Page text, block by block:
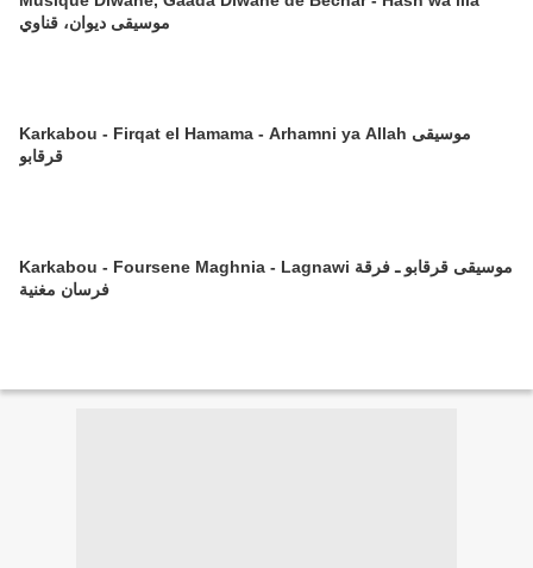
موسيقى ديوان، قناوي
Karkabou - Firqat el Hamama - Arhamni ya Allah موسيقى
قرقابو
Karkabou - Foursene Maghnia - Lagnawi موسيقى قرقابو ـ فرقة
فرسان مغنية